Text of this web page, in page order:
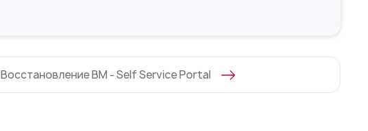
Восстановление ВМ - Self Service Portal